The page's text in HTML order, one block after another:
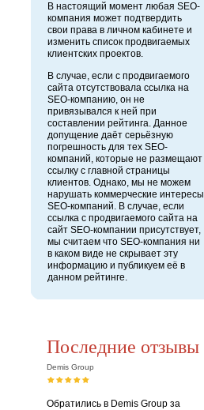
В настоящий момент любая SEO-
компания может подтвердить
свои права в личном кабинете и
изменить список продвигаемых
клиентских проектов.
В случае, если с продвигаемого
сайта отсутствовала ссылка на
SEO-компанию, он не
привязывался к ней при
составлении рейтинга. Данное
допущение даёт серьёзную
погрешность для тех SEO-
компаний, которые не размещают
ссылку с главной страницы
клиентов. Однако, мы не можем
нарушать коммерческие интересы
SEO-компаний. В случае, если
ссылка с продвигаемого сайта на
сайт SEO-компании присутствует,
мы считаем что SEO-компания ни
в каком виде не скрывает эту
информацию и публикуем её в
данном рейтинге.
Последние отзывы
Demis Group
Обратились в Demis Group за